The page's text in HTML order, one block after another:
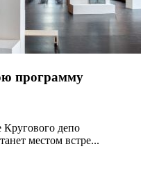
программу
депо
местом встре...